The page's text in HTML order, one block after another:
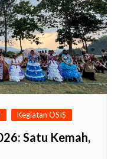
Kegiatan OSIS
Satu Kemah,